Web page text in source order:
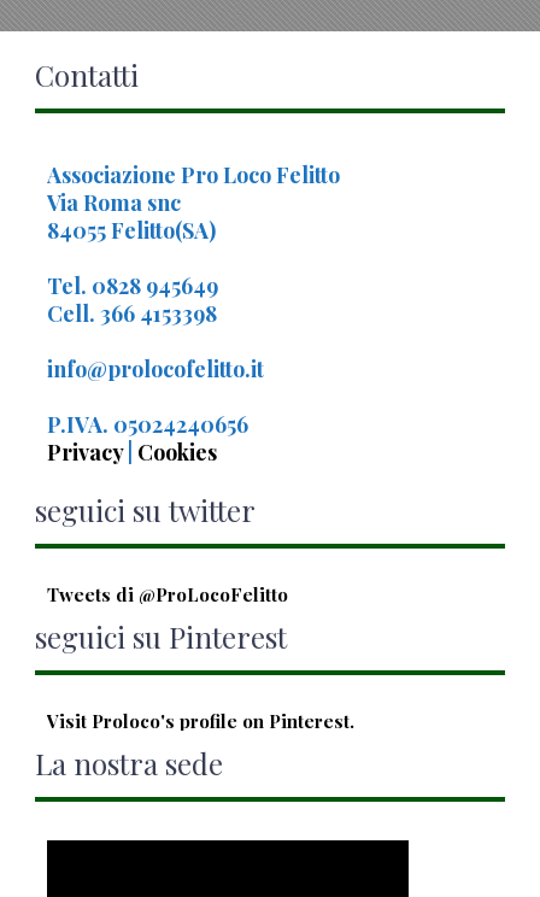
Contatti
Associazione Pro Loco Felitto
Via Roma snc
84055 Felitto(SA)
Tel. 0828 945649
Cell. 366 4153398
info@prolocofelitto.it
P.IVA. 05024240656
Privacy Cookies
seguici su twitter
Tweets di @ProLocoFelitto
seguici su Pinterest
Visit Proloco's profile on Pinterest.
La nostra sede